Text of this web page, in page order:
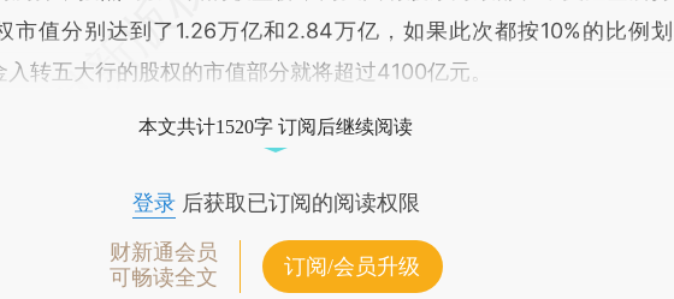
市值分别达到了1.26万亿和2.84万亿，如果此次都按10%的比例划
转五大行的股权的市值部分就将超过4100亿元。
本文共计1520字 订阅后继续阅读
登录后获取已订阅的阅读权限
财新通会员
可畅读全文
订阅/会员升级